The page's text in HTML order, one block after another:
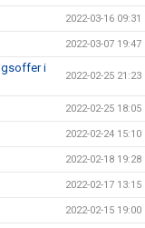
2022-03-16 09:31
2022-03-07 19:47
i
2022-02-25 21:23
2022-02-25 18:05
2022-02-24 15:10
2022-02-18 19:28
2022-02-17 13:15
2022-02-15 19:00